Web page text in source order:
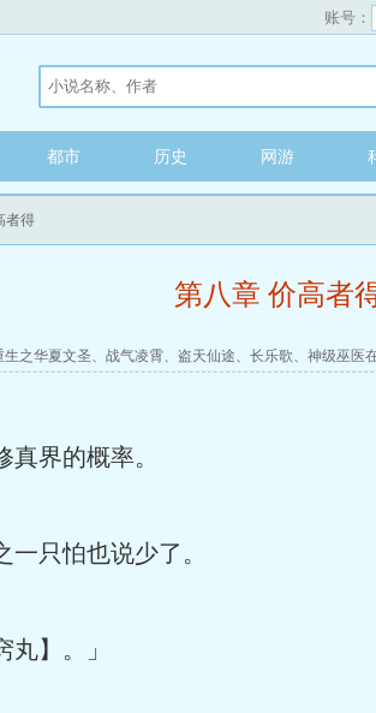
账号：
都市 历史 网游
者得
第八章 价高者
生之华夏文圣、 战气凌霄、 盗天仙途、 长乐歌、 神级巫医
界的概率。
只怕也说少了。
】。」